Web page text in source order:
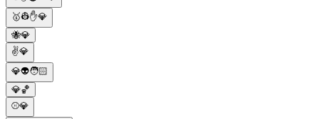
🥇👷✋💎
🐝💎
✌️💎
💎👽🧑🏻
💎🏀
⚾️💎